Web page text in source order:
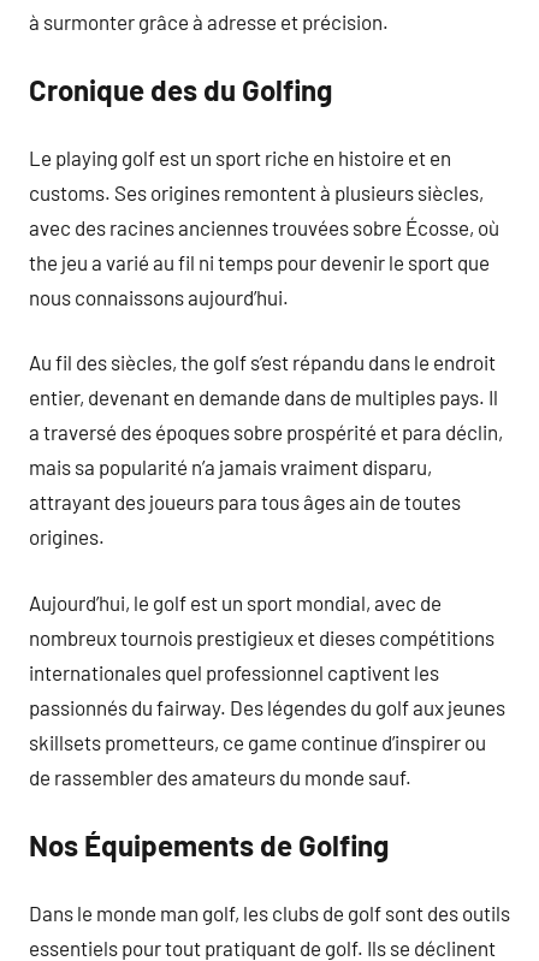
à surmonter grâce à adresse et précision.
Cronique des du Golfing
Le playing golf est un sport riche en histoire et en
customs. Ses origines remontent à plusieurs siècles,
avec des racines anciennes trouvées sobre Écosse, où
the jeu a varié au fil ni temps pour devenir le sport que
nous connaissons aujourd’hui.
Au fil des siècles, the golf s’est répandu dans le endroit
entier, devenant en demande dans de multiples pays. Il
a traversé des époques sobre prospérité et para déclin,
mais sa popularité n’a jamais vraiment disparu,
attrayant des joueurs para tous âges ain de toutes
origines.
Aujourd’hui, le golf est un sport mondial, avec de
nombreux tournois prestigieux et dieses compétitions
internationales quel professionnel captivent les
passionnés du fairway. Des légendes du golf aux jeunes
skillsets prometteurs, ce game continue d’inspirer ou
de rassembler des amateurs du monde sauf.
Nos Équipements de Golfing
Dans le monde man golf, les clubs de golf sont des outils
essentiels pour tout pratiquant de golf. Ils se déclinent